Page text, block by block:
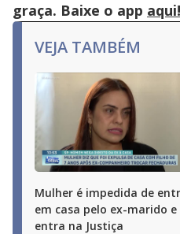
graça. Baixe o app aqui!
VEJA TAMBÉM
Mulher é impedida de
em casa pelo ex-marido e
entra na Justiça